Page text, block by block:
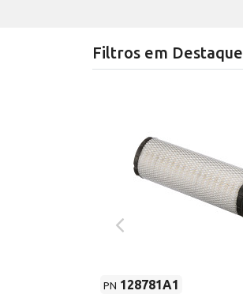
Filtros em Destaque
PN 128781A1